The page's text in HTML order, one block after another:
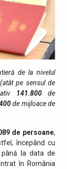
de la nivelul
pe sensul de
141.800 de
de mijloace de
de persoane,
începând cu
până la data de
în România